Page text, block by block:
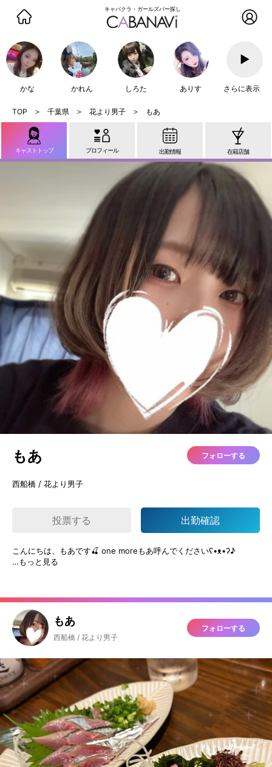
キャバクラ・ガールズバー探し
かな かれん しろた ありす
▶
さらに表示
千葉県 花より男子 もあ
もあ フォローする
西船橋 / 花より男子
投票する 出勤確認
こんにちは、もあです🍒 one moreもあ呼んでくださいʕ•ᴥ•ʔ♪
…もっと見る
キャストトップ プロフィール 出勤情報 在籍店舗
もあ
西船橋 / 花より男子
フォローする